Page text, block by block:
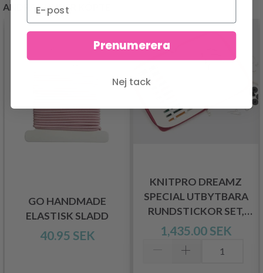
ANDRA KUNDER KÖPTE
GO HANDMADE
ELASTISK SLADD
40.95 SEK
KNITPRO DREAMZ
SPECIAL UTBYTBARA
RUNDSTICKOR SET,
REGAL, 10 CM
1,435.00 SEK
Prenumerera
Nej tack